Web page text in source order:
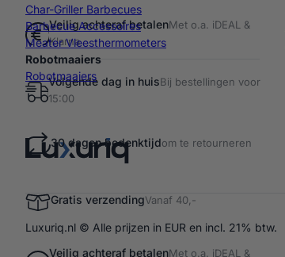
Veilig achteraf betalenMet o.a. iDEAL &
Klarna
Volgende dag in huisBij bestellingen voor
15:00
30 dagen bedenktijdom te retourneren
Gratis verzendingVanaf 40,-
Veilig achteraf betalenMet o.a. iDEAL &
Char-Griller Barbecues
Barbecue Accessoires
Meater Vleesthermometers
Robotmaaiers
Robotmaaiers
Luxuriq.nl © Alle prijzen in EUR en incl. 21% btw.